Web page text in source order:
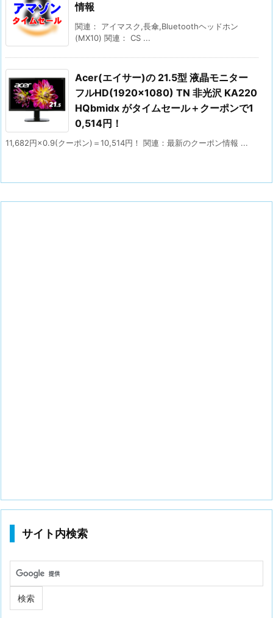
情報
関連： アイマスク,長傘,Bluetoothヘッドホン
(MX10) 関連： CS ...
Acer(エイサー)の 21.5型 液晶モニター
フルHD(1920×1080) TN 非光沢 KA220
HQbmidx がタイムセール＋クーポンで1
0,514円！
11,682円×0.9(クーポン)＝10,514円！ 関連：最新のクーポン情報 ...
サイト内検索